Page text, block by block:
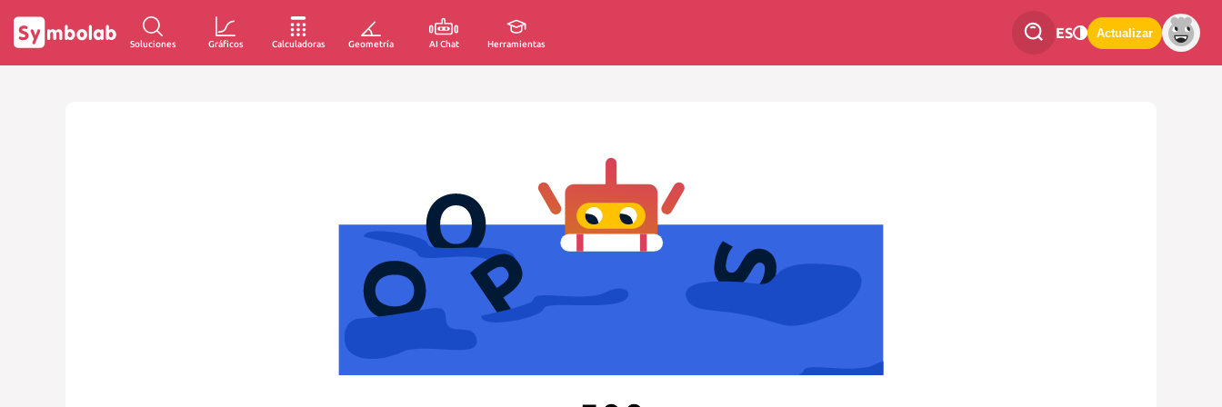
Soluciones Gráficos Calculadoras Geometría AI Chat Herramientas
ES Actualizar